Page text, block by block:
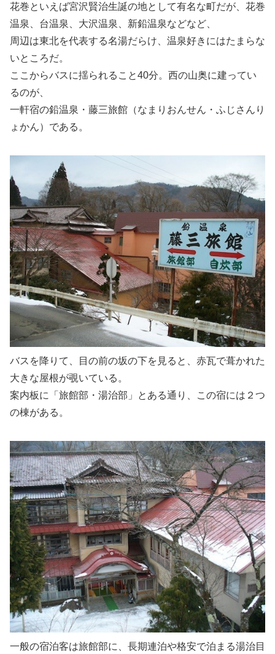
花巻といえば宮沢賢治生誕の地として有名な町だが、花巻
温泉、台温泉、大沢温泉、新鉛温泉などなど、
周辺は東北を代表する名湯だらけ、温泉好きにはたまらな
いところだ。
ここからバスに揺られること40分。西の山奥に建ってい
るのが、
一軒宿の鉛温泉・藤三旅館（なまりおんせん・ふじさんり
ょかん）である。
バスを降りて、目の前の坂の下を見ると、赤瓦で葺かれた
大きな屋根が覗いている。
案内板に「旅館部・湯治部」とある通り、この宿には２つ
の棟がある。
一般の宿泊客は旅館部に、長期連泊や格安で泊まる湯治目